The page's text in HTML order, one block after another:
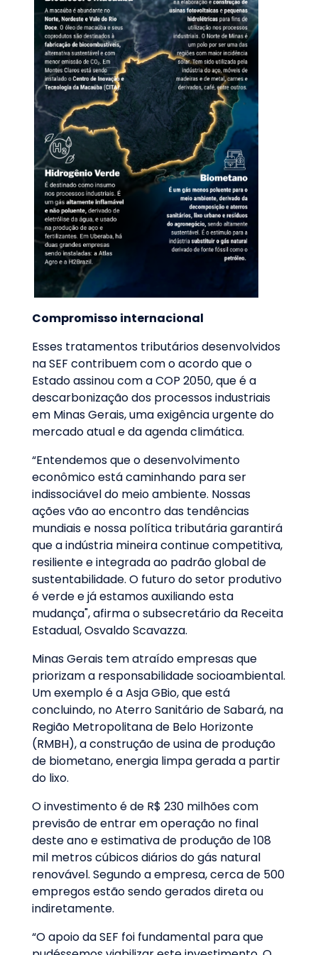
Compromisso internacional
Esses tratamentos tributários desenvolvidos
na SEF contribuem com o acordo que o
Estado assinou com a COP 2050, que é a
descarbonização dos processos industriais
em Minas Gerais, uma exigência urgente do
mercado atual e da agenda climática.
“Entendemos que o desenvolvimento
econômico está caminhando para ser
indissociável do meio ambiente. Nossas
ações vão ao encontro das tendências
mundiais e nossa política tributária garantirá
que a indústria mineira continue competitiva,
resiliente e integrada ao padrão global de
sustentabilidade. O futuro do setor produtivo
é verde e já estamos auxiliando esta
mudança", afirma o subsecretário da Receita
Estadual, Osvaldo Scavazza.
Minas Gerais tem atraído empresas que
priorizam a responsabilidade socioambiental.
Um exemplo é a Asja GBio, que está
concluindo, no Aterro Sanitário de Sabará, na
Região Metropolitana de Belo Horizonte
(RMBH), a construção de usina de produção
de biometano, energia limpa gerada a partir
do lixo.
O investimento é de R$ 230 milhões com
previsão de entrar em operação no final
deste ano e estimativa de produção de 108
mil metros cúbicos diários do gás natural
renovável. Segundo a empresa, cerca de 500
empregos estão sendo gerados direta ou
indiretamente.
“O apoio da SEF foi fundamental para que